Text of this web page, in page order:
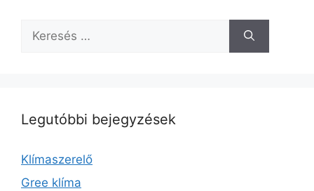
Keresés:
Legutóbbi bejegyzések
Klímaszerelő
Gree klíma